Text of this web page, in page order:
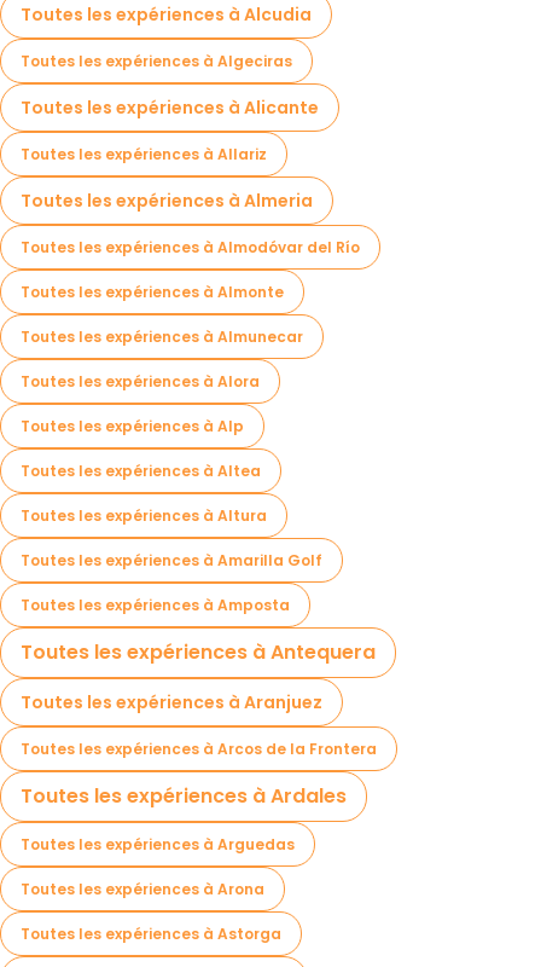
Toutes les expériences à Alcudia
Toutes les expériences à Algeciras
Toutes les expériences à Alicante
Toutes les expériences à Allariz
Toutes les expériences à Almeria
Toutes les expériences à Almodóvar del Río
Toutes les expériences à Almonte
Toutes les expériences à Almunecar
Toutes les expériences à Alora
Toutes les expériences à Alp
Toutes les expériences à Altea
Toutes les expériences à Altura
Toutes les expériences à Amarilla Golf
Toutes les expériences à Amposta
Toutes les expériences à Antequera
Toutes les expériences à Aranjuez
Toutes les expériences à Arcos de la Frontera
Toutes les expériences à Ardales
Toutes les expériences à Arguedas
Toutes les expériences à Arona
Toutes les expériences à Astorga